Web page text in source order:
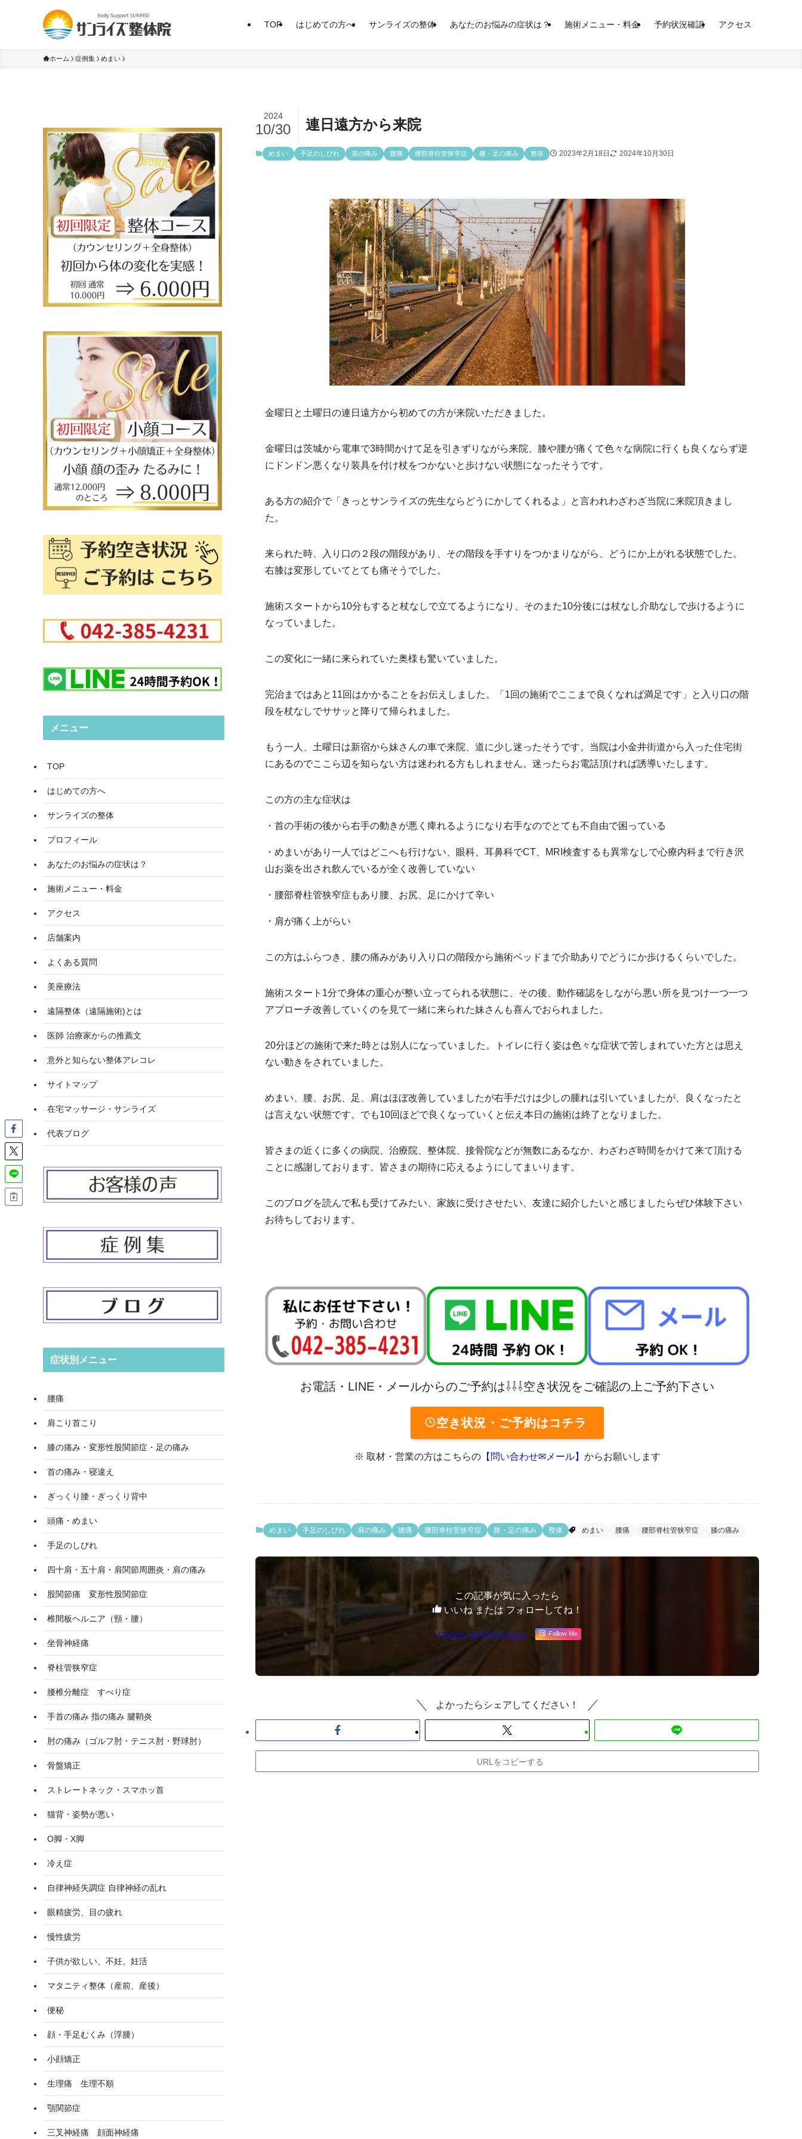
TOP はじめての方へ サンライズの整体 あなたのお悩みの症状は？ 施術メニュー・料金 予約状況確認 アクセス
ホーム 症例集 めまい
連日遠方から来院
2024
10/30
めまい 手足のしびれ 肩の痛み 腰痛 腰部脊柱管狭窄症 膝・足の痛み 整体 2023年2月18日 2024年10月30日
金曜日と土曜日の連日遠方から初めての方が来院いただきました。
金曜日は茨城から電車で3時間かけて足を引きずりながら来院、膝や腰が痛くて色々な病院に行くも良くならず逆
にドンドン悪くなり装具を付け杖をつかないと歩けない状態になったそうです。
ある方の紹介で「きっとサンライズの先生ならどうにかしてくれるよ」と言われわざわざ当院に来院頂きまし
た。
来られた時、入り口の２段の階段があり、その階段を手すりをつかまりながら、どうにか上がれる状態でした。
右膝は変形していてとても痛そうでした。
施術スタートから10分もすると杖なしで立てるようになり、そのまた10分後には杖なし介助なしで歩けるように
なっていました。
この変化に一緒に来られていた奥様も驚いていました。
完治まではあと11回はかかることをお伝えしました。「1回の施術でここまで良くなれば満足です」と入り口の階
段を杖なしでササッと降りて帰られました。
もう一人、土曜日は新宿から妹さんの車で来院、道に少し迷ったそうです。当院は小金井街道から入った住宅街
にあるのでここら辺を知らない方は迷われる方もしれません。迷ったらお電話頂ければ誘導いたします。
この方の主な症状は
・首の手術の後から右手の動きが悪く痺れるようになり右手なのでとても不自由で困っている
・めまいがあり一人ではどこへも行けない、眼科、耳鼻科でCT、MRI検査するも異常なしで心療内科まで行き沢
山お薬を出され飲んでいるが全く改善していない
・腰部脊柱管狭窄症もあり腰、お尻、足にかけて辛い
・肩が痛く上がらい
この方はふらつき、腰の痛みがあり入り口の階段から施術ベッドまで介助ありでどうにか歩けるくらいでした。
施術スタート1分で身体の重心が整い立ってられる状態に、その後、動作確認をしながら悪い所を見つけ一つ一つ
アプローチ改善していくのを見て一緒に来られた妹さんも喜んでおられました。
20分ほどの施術で来た時とは別人になっていました。トイレに行く姿は色々な症状で苦しまれていた方とは思え
ない動きをされていました。
めまい、腰、お尻、足、肩はほぼ改善していましたが右手だけは少しの腫れは引いていましたが、良くなったと
は言えない状態です。でも10回ほどで良くなっていくと伝え本日の施術は終了となりました。
皆さまの近くに多くの病院、治療院、整体院、接骨院などが無数にあるなか、わざわざ時間をかけて来て頂ける
ことに感謝しております。皆さまの期待に応えるようにしてまいります。
このブログを読んで私も受けてみたい、家族に受けさせたい、友達に紹介したいと感じましたらぜひ体験下さい
お待ちしております。
お電話・LINE・メールからのご予約は⇩⇩⇩空き状況をご確認の上ご予約下さい
空き状況・ご予約はコチラ
※ 取材・営業の方はこちらの【問い合わせ✉メール】 からお願いします
めまい 手足のしびれ 肩の痛み 腰痛 腰部脊柱管狭窄症 膝・足の痛み 整体 めまい 腰痛 腰部脊柱管狭窄症 膝の痛み
この記事が気に入ったら
いいね または フォローしてね！
Follow @344tomoya Follow Me
よかったらシェアしてください！
URLをコピーする
メニュー
TOP
はじめての方へ
サンライズの整体
プロフィール
あなたのお悩みの症状は？
施術メニュー・料金
アクセス
店舗案内
よくある質問
美座療法
遠隔整体（遠隔施術)とは
医師 治療家からの推薦文
意外と知らない整体アレコレ
サイトマップ
在宅マッサージ・サンライズ
代表ブログ
症状別メニュー
腰痛
肩こり首こり
膝の痛み・変形性股関節症・足の痛み
首の痛み・寝違え
ぎっくり腰・ぎっくり背中
頭痛・めまい
手足のしびれ
四十肩・五十肩・肩関節周囲炎・肩の痛み
股関節痛 変形性股関節症
椎間板ヘルニア（頸・腰）
坐骨神経痛
脊柱管狭窄症
腰椎分離症 すべり症
手首の痛み 指の痛み 腱鞘炎
肘の痛み（ゴルフ肘・テニス肘・野球肘）
骨盤矯正
ストレートネック・スマホッ首
猫背・姿勢が悪い
O脚・X脚
冷え症
自律神経失調症 自律神経の乱れ
眼精疲労、目の疲れ
慢性疲労
子供が欲しい、不妊、妊活
マタニティ整体（産前、産後）
便秘
顔・手足むくみ（浮腫）
小顔矯正
生理痛 生理不順
顎関節症
三叉神経痛 顔面神経痛